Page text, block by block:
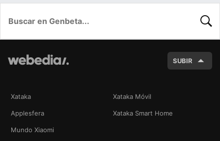
SUBIR
Xataka Xataka Móvil
Applesfera Xataka Smart Home
Mundo Xiaomi